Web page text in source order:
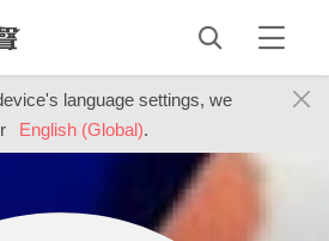
language settings, we
English (Global).